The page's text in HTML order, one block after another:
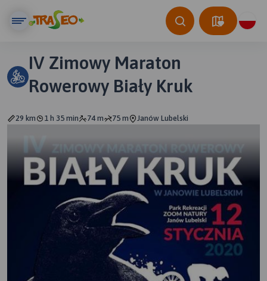
IV Zimowy Maraton
Rowerowy Biały Kruk
29 km 1 h 35 min 74 m 75 m Janów Lubelski